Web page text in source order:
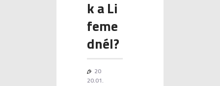
k a Li
feme
dnél?
20
20.01.